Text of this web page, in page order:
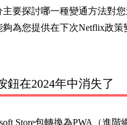
要探討哪一種變通方法對
為您提供在下次Netflix政策
鈕在2024年中消失了
Store包轉換為PWA（進階